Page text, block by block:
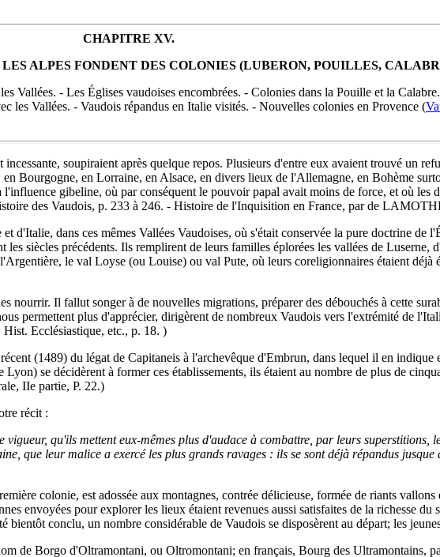
CHAPITRE XV.
ALPES FONDENT DES COLONIES (LUBERON, POUILLES,
Vallées. - Les Églises vaudoises encombrées. - Colonies dans la Pouille et la
les Vallées. - Vaudois répandus en Italie visités. - Nouvelles colonies en Provence (
soupiraient après quelque repos. Plusieurs d'entre eux avaient trouvé un
Bourgogne, en Lorraine, en Alsace, en divers lieux de l'Allemagne, en Bohème
gibeline, où par conséquent le pouvoir papal avait moins de force, et où les
des Vaudois, p. 233 à 246. - Histoire de l'Inquisition en France, par de
d'Italie, dans ces mêmes Vallées Vaudoises, où s'était conservée la pure doctrine de
siècles précédents. Ils remplirent de leurs familles éplorées les vallées de
le val Loyse (ou Louise) ou val Pute, où leurs coreligionnaires étaient déjà
Il fallut songer à de nouvelles migrations, préparer des débouchés à cette
permettent plus d'apprécier, dirigèrent de nombreux Vaudois vers l'extrémité de
Ecclésiastique, etc., p. 18. )
(1489) du légat de Capitaneis à l'archevêque d'Embrun, dans lequel il en
se décidèrent à former ces établissements, ils étaient au nombre de plus de
IIe partie, P. 22.)
récit :
qu'ils mettent eux-mêmes plus d'audace à combattre, par leurs superstitions,
que leur malice a exercé les plus grands ravages : ils se sont déjà répandus
colonie, est adossée aux montagnes, contrée délicieuse, formée de riants
envoyées pour explorer les lieux étaient revenues aussi satisfaites de la richesse du
conclu, un nombre considérable de Vaudois se disposèrent au départ; les
de Borgo d'Oltramontani, ou Oltromontani; en français, Bourg des Ultramontains,